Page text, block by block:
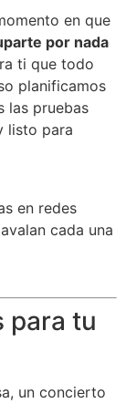
en que
por nada
ti que todo
planificamos
las pruebas
listo para
en redes
cada una
para tu
un concierto